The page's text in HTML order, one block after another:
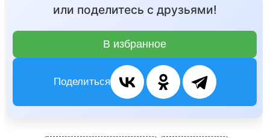
или поделитесь с друзьями!
В избранное
Поделиться